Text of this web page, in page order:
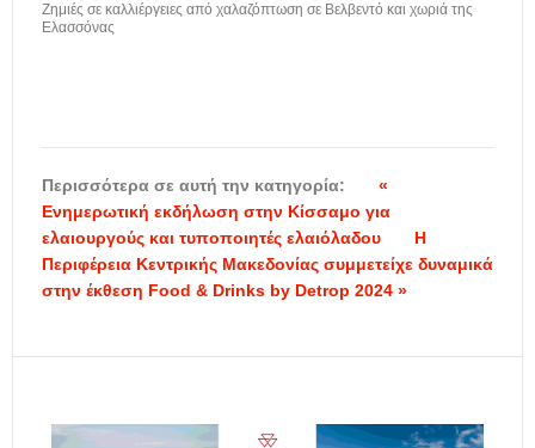
Ζημιές σε καλλιέργειες από χαλαζόπτωση σε Βελβεντό και χωριά της
Ελασσόνας
Περισσότερα σε αυτή την κατηγορία:
«
Ενημερωτική εκδήλωση στην Κίσσαμο για
ελαιουργούς και τυποποιητές ελαιόλαδου
Η
Περιφέρεια Κεντρικής Μακεδονίας συμμετείχε δυναμικά
στην έκθεση Food & Drinks by Detrop 2024 »